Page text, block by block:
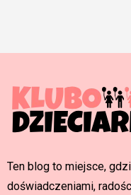
Ten blog to miejsce,
doświadczeniami,